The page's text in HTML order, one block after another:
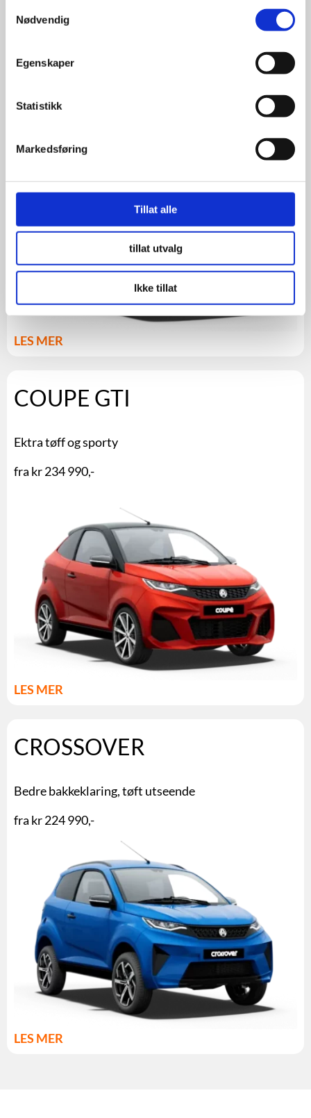
Nødvendig
Egenskaper
Statistikk
Markedsføring
Tillat alle
tillat utvalg
Ikke tillat
LES MER
COUPE GTI
Ektra tøff og sporty
fra kr 234 990,-
LES MER
CROSSOVER
Bedre bakkeklaring, tøft utseende
fra kr 224 990,-
LES MER